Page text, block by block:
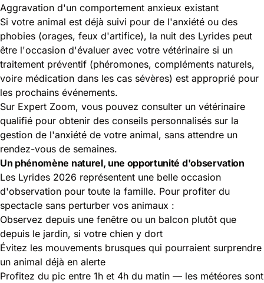
Aggravation d'un comportement anxieux existant
Si votre animal est déjà suivi pour de l'anxiété ou des
phobies (orages, feux d'artifice), la nuit des Lyrides peut
être l'occasion d'évaluer avec votre vétérinaire si un
traitement préventif (phéromones, compléments naturels,
voire médication dans les cas sévères) est approprié pour
les prochains événements.
Sur Expert Zoom, vous pouvez consulter un vétérinaire
qualifié pour obtenir des conseils personnalisés sur la
gestion de l'anxiété de votre animal, sans attendre un
rendez-vous de semaines.
Un phénomène naturel, une opportunité d'observation
Les Lyrides 2026 représentent une belle occasion
d'observation pour toute la famille. Pour profiter du
spectacle sans perturber vos animaux :
Observez depuis une fenêtre ou un balcon plutôt que
depuis le jardin, si votre chien y dort
Évitez les mouvements brusques qui pourraient surprendre
un animal déjà en alerte
Profitez du pic entre 1h et 4h du matin — les météores sont